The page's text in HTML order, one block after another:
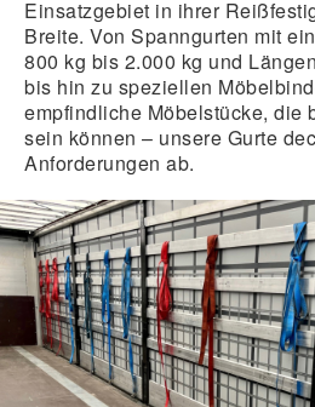
Einsatzgebiet in ihrer
Breite. Von Spanngurten mit
800 kg bis 2.000 kg und
bis hin zu speziellen
empfindliche Möbelstücke, die
sein können – unsere Gurte
Anforderungen ab.